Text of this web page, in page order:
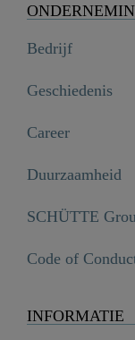
Bedrijf
Geschiedenis
Career
Duurzaamheid
SCHÜTTE
Code of
INFORMATIE